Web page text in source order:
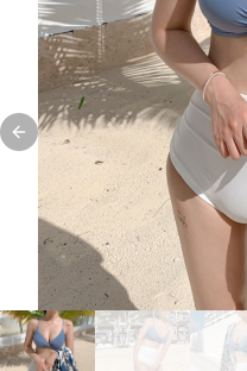
Previous slide